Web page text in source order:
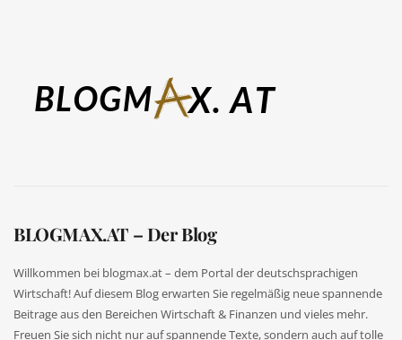
BLOGMAX.AT – Der Blog
Willkommen bei blogmax.at – dem Portal der deutschsprachigen
Wirtschaft! Auf diesem Blog erwarten Sie regelmäßig neue spannende
Beitrage aus den Bereichen Wirtschaft & Finanzen und vieles mehr.
Freuen Sie sich nicht nur auf spannende Texte, sondern auch auf tolle